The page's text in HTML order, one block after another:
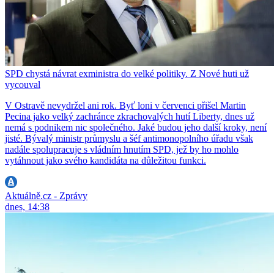
SPD chystá návrat exministra do velké politiky. Z Nové huti už
vycouval
V Ostravě nevydržel ani rok. Byť loni v červenci přišel Martin
Pecina jako velký zachránce zkrachovalých hutí Liberty, dnes už
nemá s podnikem nic společného. Jaké budou jeho další kroky, není
jisté. Bývalý ministr průmyslu a šéf antimonopolního úřadu však
nadále spolupracuje s vládním hnutím SPD, jež by ho mohlo
vytáhnout jako svého kandidáta na důležitou funkci.
Aktuálně.cz - Zprávy
dnes, 14:38